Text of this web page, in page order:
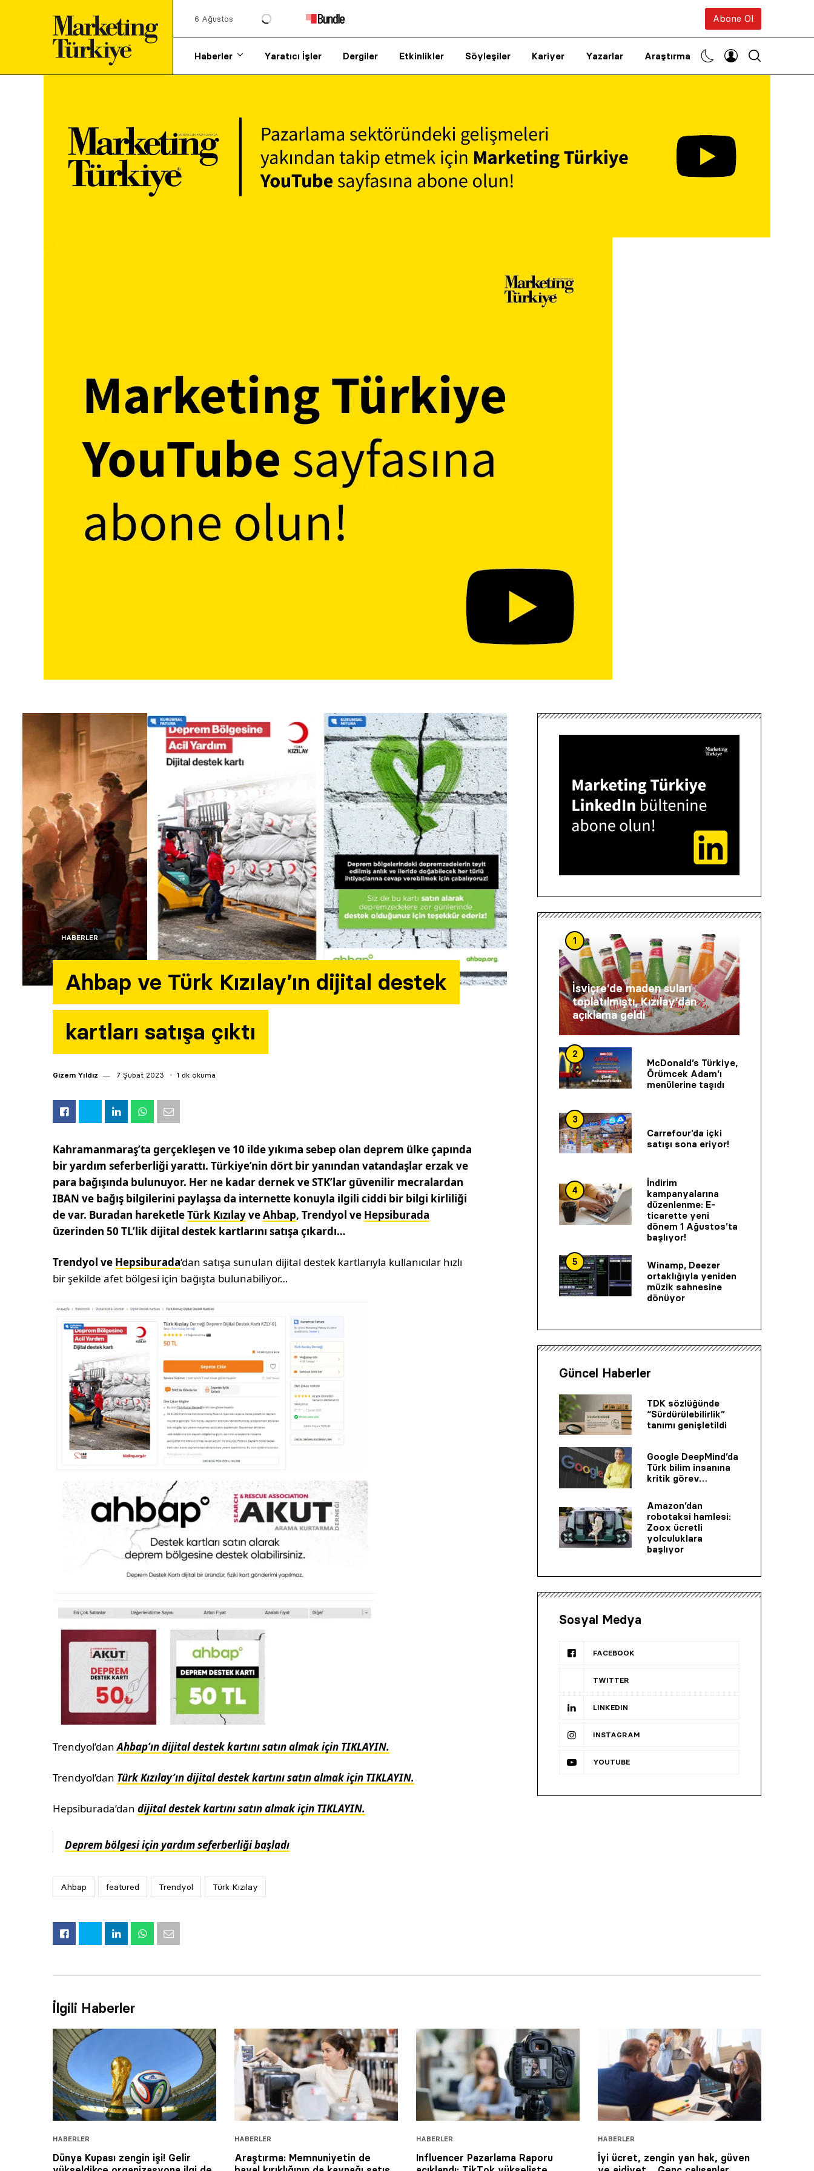
6 Ağustos Abone Ol
Haberler Yaratıcı İşler Dergiler Etkinlikler Söyleşiler Kariyer Yazarlar Araştırma
HABERLER
Ahbap ve Türk Kızılay’ın dijital destek
kartları satışa çıktı
Gizem Yıldız 7 Şubat 2023 1 dk okuma
Kahramanmaraş’ta gerçekleşen ve 10 ilde yıkıma sebep olan deprem ülke çapında
bir yardım seferberliği yarattı. Türkiye’nin dört bir yanından vatandaşlar erzak ve
para bağışında bulunuyor. Her ne kadar dernek ve STK’lar güvenilir mecralardan
IBAN ve bağış bilgilerini paylaşsa da internette konuyla ilgili ciddi bir bilgi kirliliği
de var. Buradan hareketleTürk KızılayveAhbap, Trendyol ve Hepsiburada
üzerinden 50 TL’lik dijital destek kartlarını satışa çıkardı…
Trendyol ve Hepsiburada‘dan satışa sunulan dijital destek kartlarıyla kullanıcılar hızlı
bir şekilde afet bölgesi için bağışta bulunabiliyor…
Trendyol’danAhbap’ın dijital destek kartını satın almak için TIKLAYIN.
Trendyol’dan Türk Kızılay’ın dijital destek kartını satın almak için TIKLAYIN.
Hepsiburada’dandijital destek kartını satın almak için TIKLAYIN.
Deprem bölgesi için yardım seferberliği başladı
Ahbap featured Trendyol Türk Kızılay
1
İsviçre’de maden suları
toplatılmıştı, Kızılay’dan
açıklama geldi
2
McDonald’s Türkiye,
Örümcek Adam’ı
menülerine taşıdı
3
Carrefour’da içki
satışı sona eriyor!
4
İndirim
kampanyalarına
düzenlenme: E-
ticarette yeni
dönem 1 Ağustos’ta
başlıyor!
5
Winamp, Deezer
ortaklığıyla yeniden
müzik sahnesine
dönüyor
Güncel Haberler
TDK sözlüğünde
“Sürdürülebilirlik”
tanımı genişletildi
Google DeepMind’da
Türk bilim insanına
kritik görev…
Amazon’dan
robotaksi hamlesi:
Zoox ücretli
yolculuklara
başlıyor
Sosyal Medya
FACEBOOK
TWITTER
LINKEDIN
INSTAGRAM
YOUTUBE
İlgili Haberler
HABERLER
Dünya Kupası zengin işi! Gelir
HABERLER
Araştırma: Memnuniyetin de
HABERLER
Influencer Pazarlama Raporu
HABERLER
İyi ücret, zengin yan hak, güven